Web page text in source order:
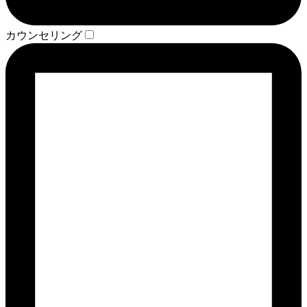
カウンセリング